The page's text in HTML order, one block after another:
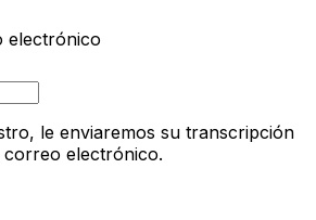
electrónico
le enviaremos su transcripción
correo electrónico.